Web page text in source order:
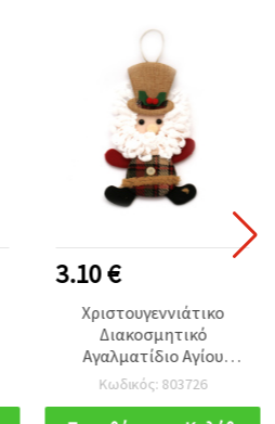
3.10 €
Χριστουγεννιάτικο
Διακοσμητικό
Αγαλματίδιο Αγίου
Βασίλη, 15x25x5±7 εκ.
Κωδικός: 803726